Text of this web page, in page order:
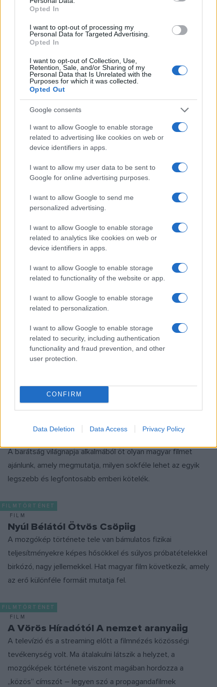
Opted In
I want to opt-out of processing my
Personal Data for Targeted Advertising.
Opted In
I want to opt-out of Collection, Use,
Retention, Sale, and/or Sharing of my
Personal Data that Is Unrelated with the
Purposes for which it was collected.
Opted Out
Google consents
I want to allow Google to enable storage
related to advertising like cookies on web or
device identifiers in apps.
I want to allow my user data to be sent to
Google for online advertising purposes.
I want to allow Google to send me
personalized advertising.
I want to allow Google to enable storage
related to analytics like cookies on web or
device identifiers in apps.
I want to allow Google to enable storage
related to functionality of the website or app.
I want to allow Google to enable storage
related to personalization.
I want to allow Google to enable storage
related to security, including authentication
functionality and fraud prevention, and other
user protection.
CONFIRM
Data Deletion Data Access Privacy Policy
először a híres jancsói filmnyelvet, amit későbbi pályafutása
során tovább finomított. A Szegénylegények történelmi
parabola, amely a hatalom és az egyén komplex viszonyát
függetlenül érvényes, pontos látleletét adja.
PORTRÉ
SZÍNPAD
A belső feszültség teremtette meg Őze
Lajos alakításaiban a tökélyt
Őze Lajos ünnepelt színész volt, a közönség rajongott
nagyszerű alakításaiért, de ő mindig elégedetlen maradt
önmagával.
EZEN A NAPON TÖRTÉNT
Szeptember 27-én történt
1921-ben ezen a napon született a magyar mozgókép egyik
legnagyobb alakja, Jancsó Miklós filmrendező, aki 2014 óta
nincs közöttünk. „Az ember nem azért csinál filmet, hogy
sikere legyen, hanem mert valamit el akar mondani” –
nyilatkozta a filmkészítésről néhány évvel a halála előtt.
INTERJÚ
Lovasi András: Nem nosztalgia-
zenekarként tértünk vissza a Kispállal
A Kispál és a Borz újjáalakulásáról, a Kiscsillagról, az
Ördögkatlan Fesztiválról, kreativitásról, filmes
Öt magyar film, amely megmutatja a
A barátság világnapja alkalmából öt olyan magyar filmet
ajánlunk, amely megmutatja, milyen sokféle lehet az egyik
legszebb és legfontosabb emberi kötelék.
FILMTÖRTÉNET
FILM
Nyúl Bélától Ötvös Csöpiig
A mozgókép története tele van bámulatos fizikai
teljesítményekre képes hősökkel és súlyos próbatételekkel
birkózó, nagy jellemekkel. Hat magyar film következik, amely
az erő különféle formáit mutatja fel.
FILMTÖRTÉNET
FILM
A Vörös Híradótól A nemzet aranyaiig
A televízió és a streaming előtt a filmnézés közösségi
tevékenység volt. Ma átalakulni látszik a helyzet, a
mozgóképek története viszont magában hordozza a
„közös” címszót – legyen szó a propagandafilmek